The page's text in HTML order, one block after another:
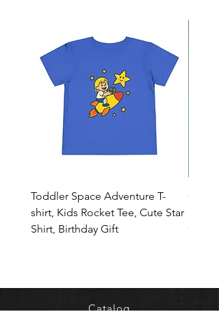
Toddler Space Adventure T-
shirt, Kids Rocket Tee, Cute Star
Shirt, Birthday Gift
Catalog